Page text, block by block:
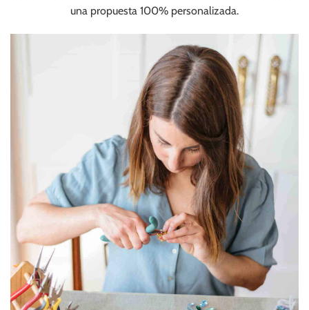
una propuesta 100% personalizada.